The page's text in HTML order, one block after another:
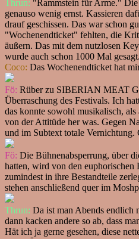
Thrun: "Rammstein für Arme." Die
genauso wenig ernst. Kassieren
drauf geschissen. Das war schon
"Wochenendticket" fehlten, die
äußern. Das mit dem nutzlosen
wurde auch schon 1000 Mal
Coco: Das Wochenendticket hat
Fö: Rüber zu SIBERIAN MEAT
Überraschung des Festivals. Ich
das konnte sowohl musikalisch,
von der Attitüde her was. Gegen
und im Subtext totale Vernichtung.
Fö: Die Bühnenabsperrung, über
hatten, wird von den euphorischen
zumindest in ihre Bestandteile
stehen anschließend quer im
Thrun: Da ist man Abends endlich
dann kacken andere so ab, dass
Hät ich ja gerne gesehen, diese